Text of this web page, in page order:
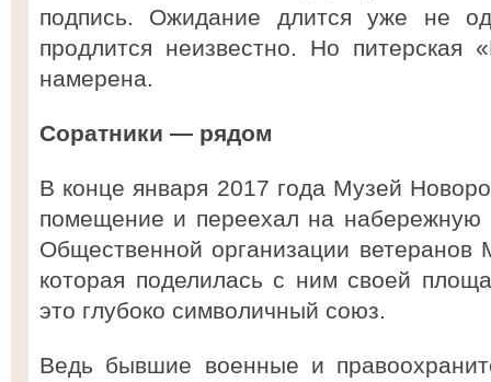
подпись. Ожидание длится уже не
продлится неизвестно. Но питерская
намерена.
Соратники — рядом
В конце января 2017 года Музей
помещение и переехал на набережную
Общественной организации
которая поделилась с ним своей
это глубоко символичный союз.
Ведь бывшие военные и